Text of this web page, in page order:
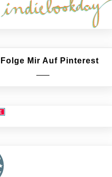
Folge Mir Auf Pinterest